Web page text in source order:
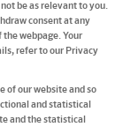
be as relevant to you.
consent at any
webpage. Your
refer to our Privacy
of our website and so
and statistical
and the statistical